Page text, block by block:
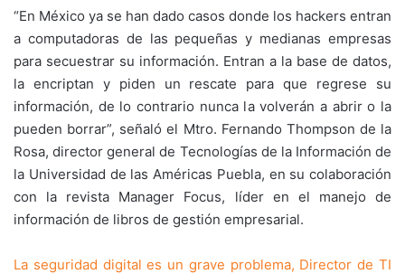
“En México ya se han dado casos donde los hackers entran
a computadoras de las pequeñas y medianas empresas
para secuestrar su información. Entran a la base de datos,
la encriptan y piden un rescate para que regrese su
información, de lo contrario nunca la volverán a abrir o la
pueden borrar”, señaló el Mtro. Fernando Thompson de la
Rosa, director general de Tecnologías de la Información de
la Universidad de las Américas Puebla, en su colaboración
con la revista Manager Focus, líder en el manejo de
información de libros de gestión empresarial.
La seguridad digital es un grave problema, Director de TI